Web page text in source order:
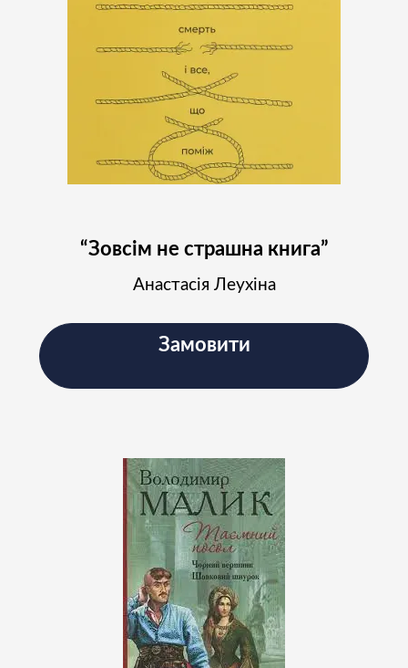
“Зовсім не страшна книга”
Анастасія Леухіна
Замовити
Підпишіться на наш
Instagram і слідкуйте за
новинами проєкту